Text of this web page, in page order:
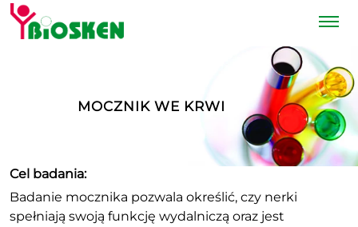
MOCZNIK WE KRWI
Cel badania:
Badanie mocznika pozwala określić, czy nerki
spełniają swoją funkcję wydalniczą oraz jest